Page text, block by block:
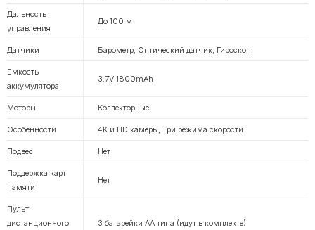
Дальность
управления
До 100 м
Датчики Барометр, Оптический датчик, Гироскоп
Емкость
аккумулятора
3.7V 1800mAh
Моторы Коллекторные
Особенности 4K и HD камеры, Три режима скорости
Подвес Нет
Поддержка карт
памяти
Нет
Пульт
дистанционного
3 батарейки АА типа (идут в комплекте)